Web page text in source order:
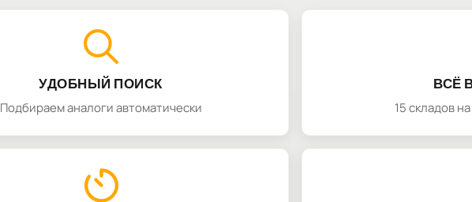
УДОБНЫЙ ПОИСК
Подбираем аналоги автоматически
ВСЁ
15 складов